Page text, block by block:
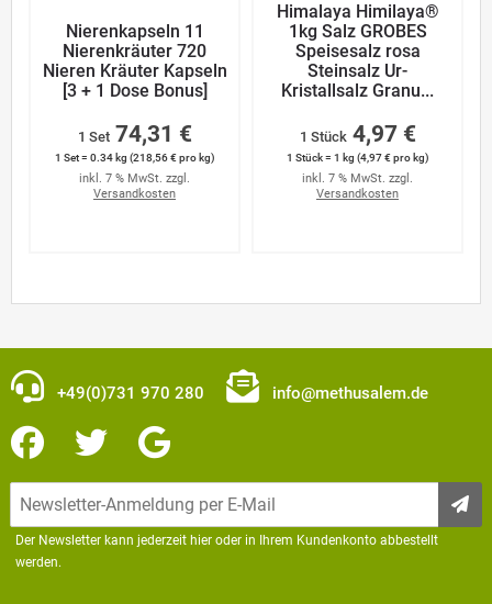
Nierenkapseln 11
Nierenkräuter 720
Nieren Kräuter Kapseln
[3 + 1 Dose Bonus]
1 Set 74,31 €
1 Set = 0.34 kg (218,56 € pro kg)
inkl. 7 % MwSt. zzgl.
Versandkosten
Himalaya Himilaya®
1kg Salz GROBES
Speisesalz rosa
Steinsalz Ur-
Kristallsalz Granu...
1 Stück 4,97 €
1 Stück = 1 kg (4,97 € pro kg)
inkl. 7 % MwSt. zzgl.
Versandkosten
+49(0)731 970 280 info@methusalem.de
Der Newsletter kann jederzeit hier oder in Ihrem Kundenkonto abbestellt
werden.